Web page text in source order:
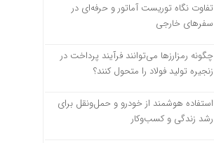
تفاوت نگاه توریست آماتور و حرفه‌ای در
سفرهای خارجی
چگونه رمزارزها می‌توانند فرآیند پرداخت در
زنجیره تولید فولاد را متحول کنند؟
استفاده هوشمند از خودرو و حمل‌ونقل برای
رشد زندگی و کسب‌وکار